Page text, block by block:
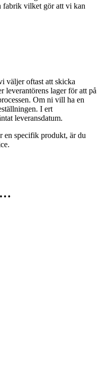
fabrik vilket gör att vi kan
väljer oftast att skicka
lager för att på
Om ni vill ha en
I ert
leveransdatum.
en specifik produkt, är du
…